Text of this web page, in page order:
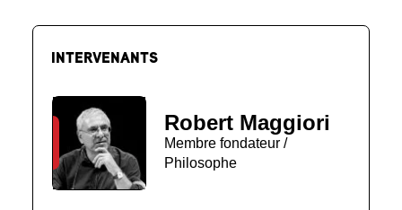
INTERVENANTS
Robert Maggiori
Membre fondateur /
Philosophe